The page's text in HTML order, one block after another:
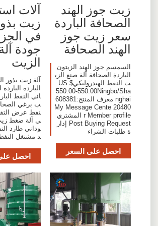
زيت جوز الهند
الصحافة الباردة
سعر زيت جوز
الهند الصحافة
السمسم جوز الهند الزيتون
الباردة الصحافة آلة صنع الزي
ت النفط الهيدروليكيUS $
550.00-550.00Ningbo/Sha
nghai معرف المنتج:608381
20480 My Message Cente
r Member profile المشتري
Post Buying Request إدار
ة طلبات الشراء
احصل على السعر
آلات
زيت
في
جودة
الزيت
آلة زيت بذور
الباردة الباردة
ائي النفط
ب برغي
نفط عرض
ي آلة ضغط
وداني طارد
د مشتغل
احصل